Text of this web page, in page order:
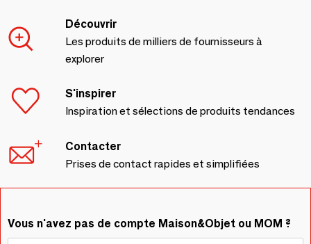
Découvrir
Les produits de milliers de fournisseurs à
explorer
S'inspirer
Inspiration et sélections de produits tendances
Contacter
Prises de contact rapides et simplifiées
Vous n'avez pas de compte Maison&Objet ou MOM ?